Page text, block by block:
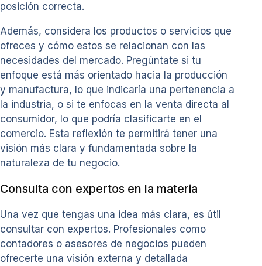
posición correcta.
Además, considera los productos o servicios que
ofreces y cómo estos se relacionan con las
necesidades del mercado. Pregúntate si tu
enfoque está más orientado hacia la producción
y manufactura, lo que indicaría una pertenencia a
la industria, o si te enfocas en la venta directa al
consumidor, lo que podría clasificarte en el
comercio. Esta reflexión te permitirá tener una
visión más clara y fundamentada sobre la
naturaleza de tu negocio.
Consulta con expertos en la materia
Una vez que tengas una idea más clara, es útil
consultar con expertos. Profesionales como
contadores o asesores de negocios pueden
ofrecerte una visión externa y detallada